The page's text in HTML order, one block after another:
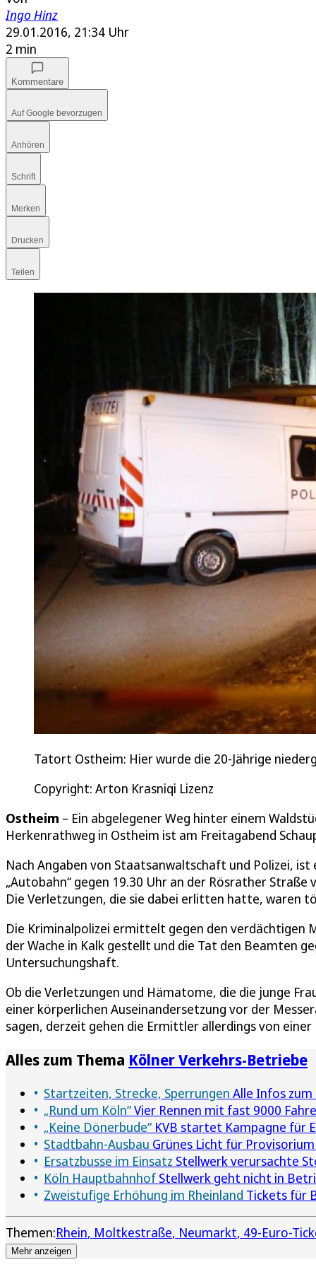
Ingo Hinz
29.01.2016, 21:34 Uhr
2 min
Kommentare
Auf Google bevorzugen
Anhören
Schrift
Merken
Drucken
Teilen
Tatort Ostheim: Hier wurde die 20-Jährige
Copyright: Arton Krasniqi Lizenz
Ostheim – Ein abgelegener Weg hinter einem
Herkenrathweg in Ostheim ist am Freitagabend
Nach Angaben von Staatsanwaltschaft und Polizei,
„Autobahn“ gegen 19.30 Uhr an der Rösrather
Die Verletzungen, die sie dabei erlitten hatte, waren
Die Kriminalpolizei ermittelt gegen den verdächtigen
der Wache in Kalk gestellt und die Tat den Beamten
Untersuchungshaft.
Ob die Verletzungen und Hämatome, die die junge
einer körperlichen Auseinandersetzung vor der
sagen, derzeit gehen die Ermittler allerdings von
Alles zum Thema Kölner Verkehrs-Betriebe
Startzeiten, Strecke, Sperrungen Alle Infos
„Rund um Köln“Vier Rennen mit fast 9000
„Keine Dönerbude“ KVB startet Kampagne für
Stadtbahn-Ausbau Grünes Licht für
Ersatzbusse im Einsatz Stellwerk verursachte
Köln Hauptbahnhof Stellwerk geht nicht in
Zweistufige Erhöhung im Rheinland Tickets für
Themen:Rhein Moltkestraße Neumarkt 49-Euro-
Mehr anzeigen